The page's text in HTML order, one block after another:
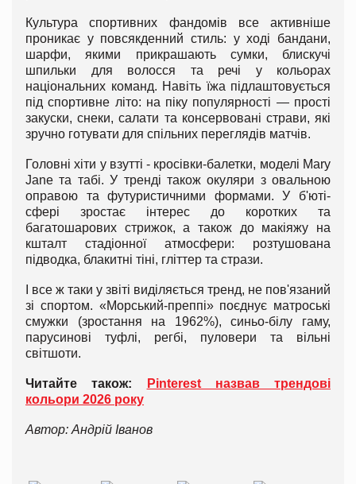
Культура спортивних фандомів все активніше
проникає у повсякденний стиль: у ході бандани,
шарфи, якими прикрашають сумки, блискучі
шпильки для волосся та речі у кольорах
національних команд. Навіть їжа підлаштовується
під спортивне літо: на піку популярності — прості
закуски, снеки, салати та консервовані страви, які
зручно готувати для спільних переглядів матчів.
Головні хіти у взутті - кросівки-балетки, моделі Mary
Jane та табі. У тренді також окуляри з овальною
оправою та футуристичними формами. У б'юті-
сфері зростає інтерес до коротких та
багатошарових стрижок, а також до макіяжу на
кшталт стадіонної атмосфери: розтушована
підводка, блакитні тіні, гліттер та стрази.
І все ж таки у звіті виділяється тренд, не пов'язаний
зі спортом. «Морський-преппі» поєднує матроські
смужки (зростання на 1962%), синьо-білу гаму,
парусинові туфлі, регбі, пуловери та вільні
світшоти.
Читайте також:
Pinterest назвав трендові
кольори 2026 року
Автор: Андрій Іванов